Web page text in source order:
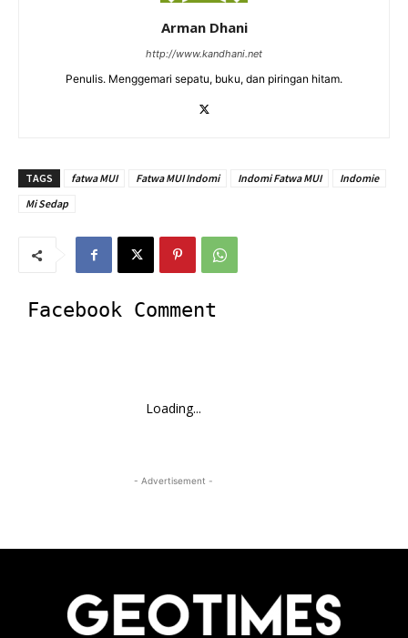
Arman Dhani
http://www.kandhani.net
Penulis. Menggemari sepatu, buku, dan piringan hitam.
TAGS fatwa MUI Fatwa MUI Indomi Indomi Fatwa MUI
Indomie
Mi Sedap
Facebook Comment
Loading...
- Advertisement -